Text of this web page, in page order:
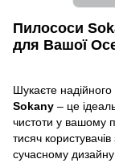
Пилососи
для Вашої
Шукаєте
Sokany – це
чистоти у вашому
тисяч
сучасному дизайну